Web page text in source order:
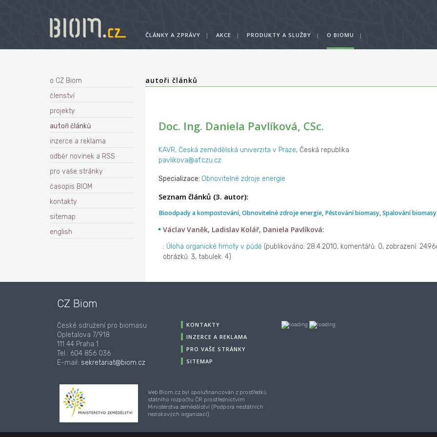
ČLÁNKY A ZPRÁVY | AKCE | PRODUKTY A SLUŽBY | O BIOMU |
o CZ Biom
členství
projekty
autoři článků
inzerce a reklama
odběr novinek a RSS
pro vaše stránky
časopis BIOM
kontakty
sitemap
english
autoři článků
Doc. Ing. Daniela Pavlíková, CSc.
KAVR, Česká zemědělská univerzita v Praze, Česká republika
pavlikova@af.czu.cz
Specializace: Obnovitelné zdroje energie
Seznam článků (3. autor):
Bioodpady a kompostování,Obnovitelné zdroje energie, Pěstování biomasy,Spalování biomasy
Václav Vaněk, Ladislav Kolář, Daniela Pavlíková:
: Úloha organické hmoty v půdě (publikováno: 28.4.2010, komentářů: 0, zobrazení:
obrázků: 3, tabulek: 4)
CZ Biom
České sdružení pro biomasu
Opletalova 7/918
111 44 Praha 1
Tel.: 604 856 036
E-mail: sekretariat@biom.cz
KONTAKTY
INZERCE A REKLAMA
PRO VAŠE STRÁNKY
SITEMAP
Web Biom.cz byl spolufinancován z prostředků
státního rozpočtu ČR prostřednictvím
Ministerstva zemědělství (Podpora nestátních
neziskových organizací).